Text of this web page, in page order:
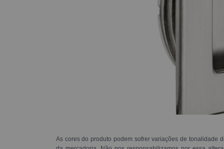
As cores do produto podem sofrer variações de tonalidade